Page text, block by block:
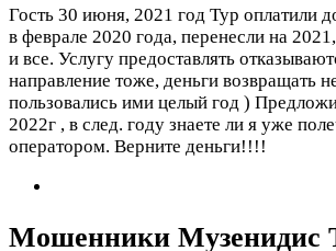
Гость 30 июня, 2021 год Тур оплатили
в феврале 2020 года, перенесли на
и все. Услугу предоставлять
направление тоже, деньги возвращать
пользовались ими целый год )
2022г , в след. году знаете ли я уже
оператором. Верните деньги!!!!
Мошенники Музенидис